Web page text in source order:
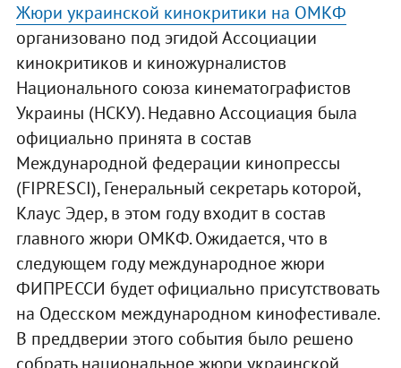
Жюри украинской кинокритики на ОМКФ
организовано под эгидой Ассоциации
кинокритиков и киножурналистов
Национального союза кинематографистов
Украины (НСКУ). Недавно Ассоциация была
официально принята в состав
Международной федерации кинопрессы
(FIPRESCI), Генеральный секретарь которой,
Клаус Эдер, в этом году входит в состав
главного жюри ОМКФ. Ожидается, что в
следующем году международное жюри
ФИПРЕССИ будет официально присутствовать
на Одесском международном кинофестивале.
В преддверии этого события было решено